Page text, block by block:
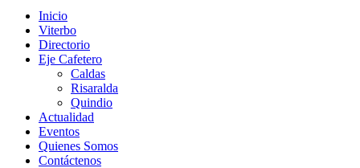
Inicio
Viterbo
Directorio
Eje Cafetero
Caldas
Risaralda
Quindio
Actualidad
Eventos
Quienes Somos
Contáctenos